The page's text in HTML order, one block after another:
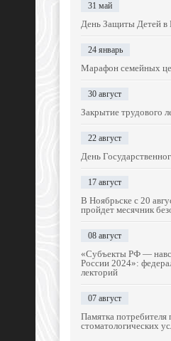
31 май
День Защиты Детей в
24 январь
Марафон семейных
30 август
Закрытие трудового
22 август
День
17 август
В Ноябрьске с 20
пройдет месячник
08 август
«Субъекты РФ —
России 2024»:
лекторий
07 август
Памятка потребителя
стоматологических